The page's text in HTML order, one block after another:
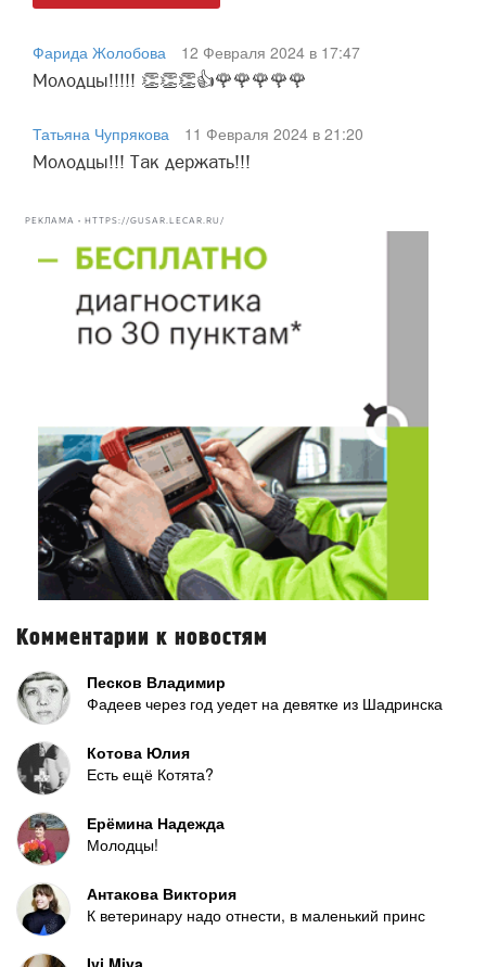
Фарида Жолобова
12 Февраля 2024 в 17:47
Молодцы!!!!! 👏👏👏👍🌹🌹🌹🌹🌹
Татьяна Чупрякова
11 Февраля 2024 в 21:20
Молодцы!!! Так держать!!!
РЕКЛАМА • HTTPS://GUSAR.LECAR.RU/
Комментарии к новостям
Песков Владимир
Фадеев через год уедет на девятке из Шадринска
Котова Юлия
Есть ещё Котята?
Ерёмина Надежда
Молодцы!
Антакова Виктория
К ветеринару надо отнести, в маленький принс